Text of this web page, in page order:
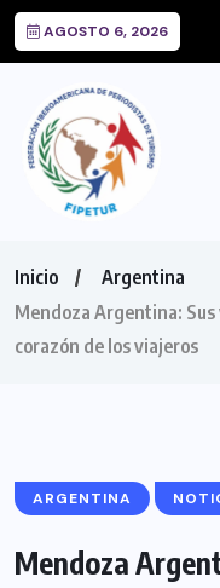
AGOSTO 6, 2026
Inicio
Argentina
Mendoza Argentina: Sus
corazón de los viajeros
ARGENTINA
Mendoza